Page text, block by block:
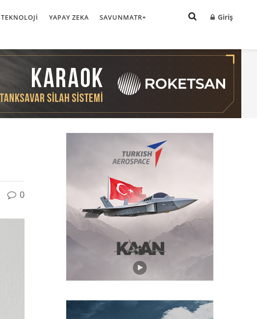
TEKNOLOJI YAPAY ZEKA SAVUNMATR+ Giriş
0